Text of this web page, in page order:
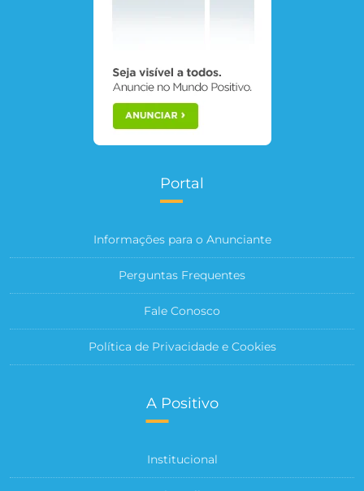
Portal
Informações para o Anunciante
Perguntas Frequentes
Fale Conosco
Política de Privacidade e Cookies
A Positivo
Institucional